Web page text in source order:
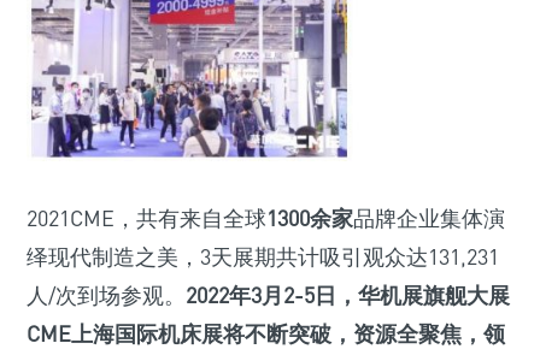
2021CME，共有来自全球1300余家品牌企业集体演
绎现代制造之美，3天展期共计吸引观众达131,231
人/次到场参观。 2022年3月2-5日，华机展旗舰大展
CME上海国际机床展将不断突破，资源全聚焦，领